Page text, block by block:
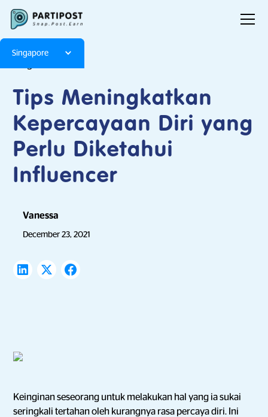
Singapore
Tips Meningkatkan
Kepercayaan Diri yang
Perlu Diketahui
Influencer
Vanessa
December 23, 2021
Keinginan seseorang untuk melakukan hal yang ia sukai
seringkali tertahan oleh kurangnya rasa percaya diri. Ini